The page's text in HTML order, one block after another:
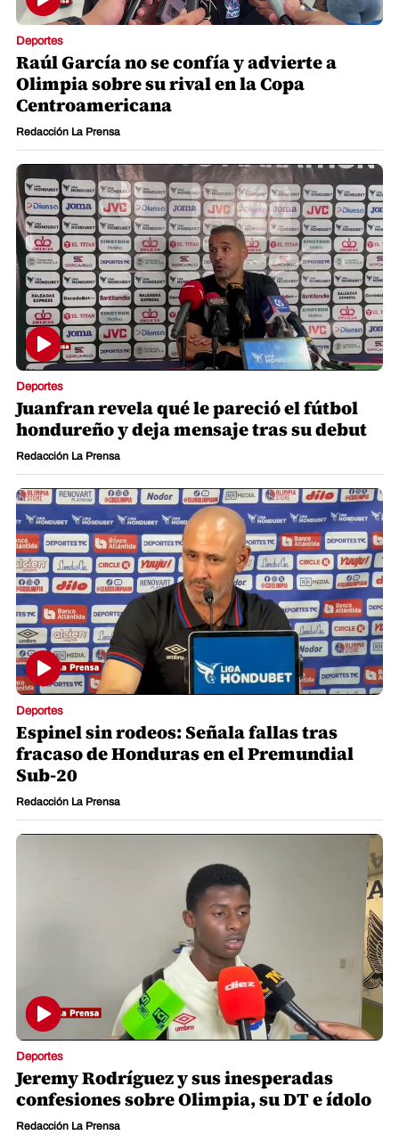
Deportes
Raúl García no se confía y advierte a
Olimpia sobre su rival en la Copa
Centroamericana
Redacción La Prensa
Deportes
Juanfran revela qué le pareció el fútbol
hondureño y deja mensaje tras su debut
Redacción La Prensa
Deportes
Espinel sin rodeos: Señala fallas tras
fracaso de Honduras en el Premundial
Sub-20
Redacción La Prensa
Deportes
Jeremy Rodríguez y sus inesperadas
confesiones sobre Olimpia, su DT e ídolo
Redacción La Prensa